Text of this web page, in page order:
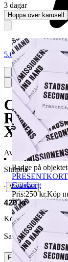
5.0
Rutig
XXL
Avslutad
17 maj
Slutpris
∙ Visa bud
420 kr
Köparskydd är
SatinDolly vann
Frakt 59 kr DSV
3 dagar
Hoppa över karusell
Badge på
PRESENTKORT
Göteborg
Pris:250 kr,Köp